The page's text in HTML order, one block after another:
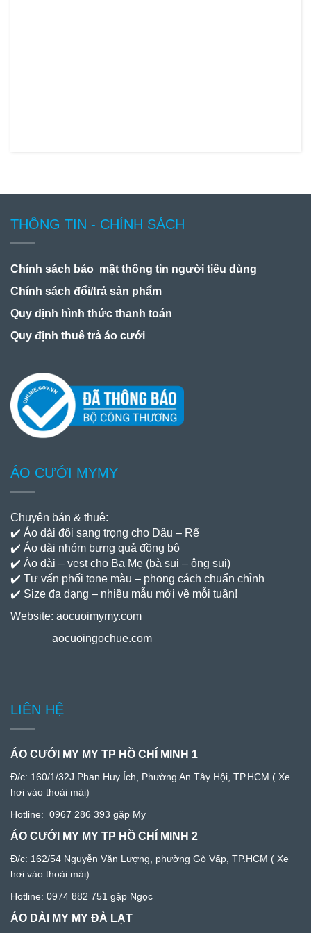
THÔNG TIN - CHÍNH SÁCH
Chính sách bảo mật thông tin người tiêu dùng
Chính sách đổi/trả sản phẩm
Quy dịnh hình thức thanh toán
Quy định thuê trả áo cưới
ÁO CƯỚI MYMY
Chuyên bán & thuê:
✔️ Áo dài đôi sang trọng cho Dâu – Rể
✔️ Áo dài nhóm bưng quả đồng bộ
✔️ Áo dài – vest cho Ba Mẹ (bà sui – ông sui)
✔️ Tư vấn phối tone màu – phong cách chuẩn chỉnh
✔️ Size đa dạng – nhiều mẫu mới về mỗi tuần!
Website: aocuoimymy.com
aocuoingochue.com
LIÊN HỆ
ÁO CƯỚI MY MY TP HỒ CHÍ MINH 1
Đ/c: 160/1/32J Phan Huy Ích, Phường An Tây Hội, TP.HCM ( Xe
hơi vào thoải mái)
Hotline: 0967 286 393 gặp My
ÁO CƯỚI MY MY TP HỒ CHÍ MINH 2
Đ/c: 162/54 Nguyễn Văn Lượng, phường Gò Vấp, TP.HCM ( Xe
hơi vào thoải mái)
Hotline: 0974 882 751 gặp Ngọc
ÁO DÀI MY MY ĐÀ LẠT